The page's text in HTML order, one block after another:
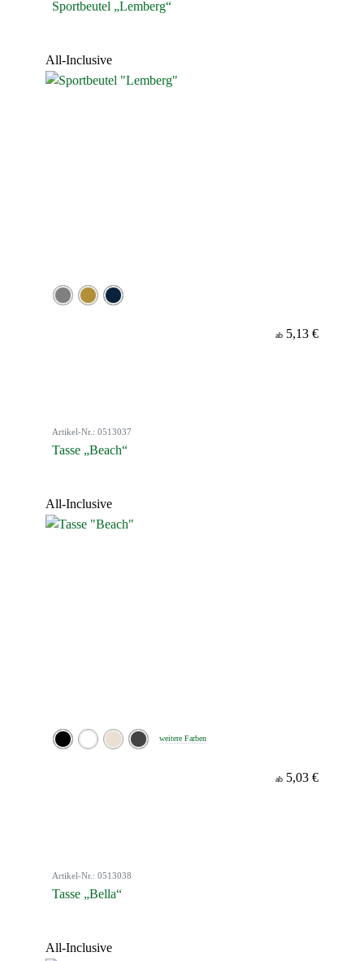
Sportbeutel „Lemberg“
All-Inclusive
ab 5,13 €
Artikel-Nr.: 0513037
Tasse „Beach“
All-Inclusive
weitere Farben
ab 5,03 €
Artikel-Nr.: 0513038
Tasse „Bella“
All-Inclusive